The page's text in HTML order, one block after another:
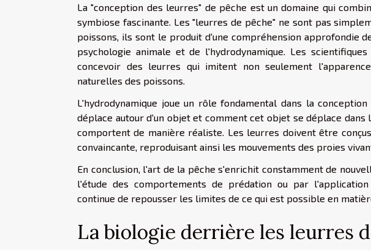
La "conception des leurres" de pêche est un domaine qui
symbiose fascinante. Les "leurres de pêche" ne sont pas
poissons, ils sont le produit d'une compréhension approfondie
psychologie animale et de l'hydrodynamique. Les
concevoir des leurres qui imitent non seulement
naturelles des poissons.
L'hydrodynamique joue un rôle fondamental dans la
déplace autour d'un objet et comment cet objet se déplace
comportent de manière réaliste. Les leurres doivent être
convaincante, reproduisant ainsi les mouvements des proies
En conclusion, l'art de la pêche s'enrichit constamment de
l'étude des comportements de prédation ou par
continue de repousser les limites de ce qui est possible en
La biologie derrière les leurres